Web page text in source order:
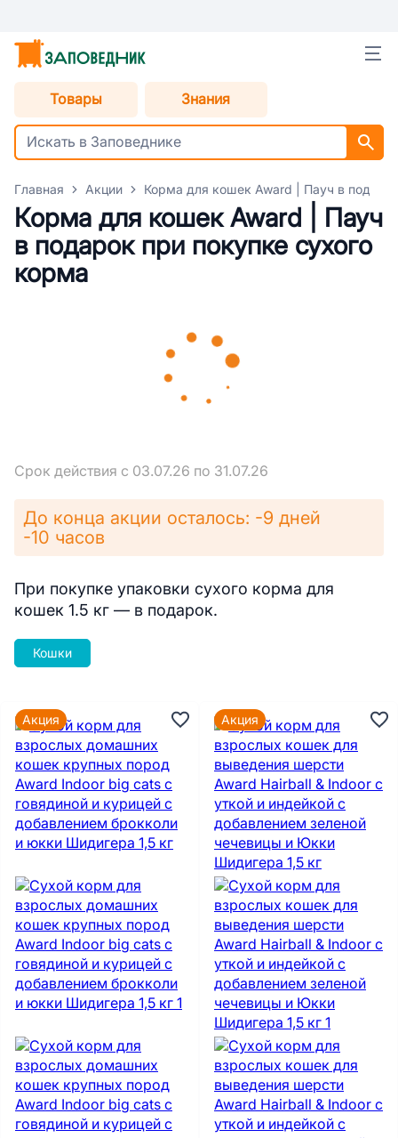
Товары Знания
Главная Акции Корма для кошек Award | Пауч в
Корма для кошек Award | Пауч
в подарок при покупке сухого
корма
Срок действия с 03.07.26 по 31.07.26
До конца акции осталось: -9 дней
-10 часов
При покупке упаковки сухого корма для
кошек 1.5 кг — в подарок.
Кошки
Акция Акция